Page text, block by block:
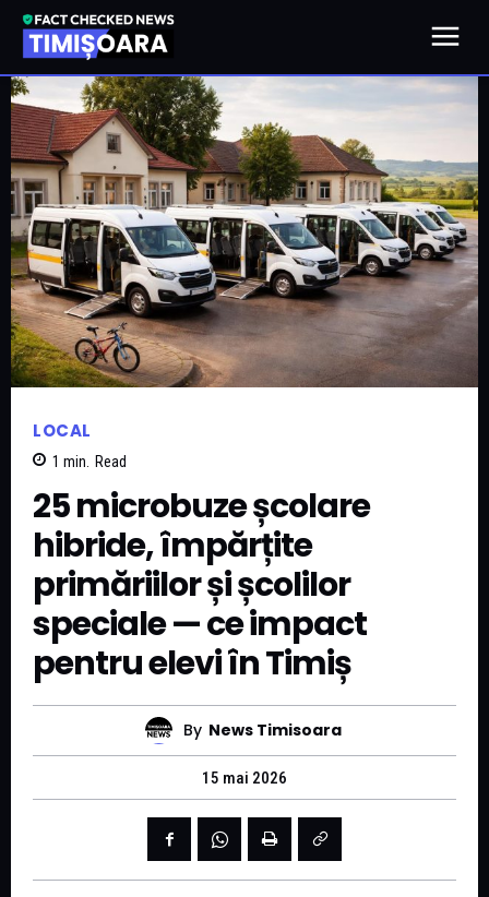
LOCAL
1 min. Read
25 microbuze școlare
hibride, împărțite
primăriilor și școlilor
speciale — ce impact
pentru elevi în Timiș
By News Timisoara
15 mai 2026